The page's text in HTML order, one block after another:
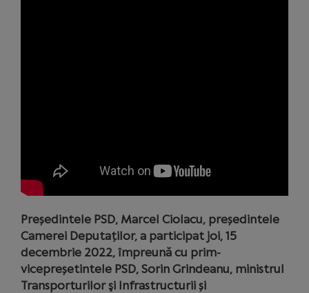
Președintele PSD, Marcel Ciolacu, președintele
Camerei Deputaților, a participat joi, 15
decembrie 2022, împreună cu prim-
vicepreșetintele PSD, Sorin Grindeanu, ministrul
Transporturilor şi Infrastructurii și